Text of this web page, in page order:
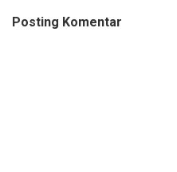
Posting Komentar